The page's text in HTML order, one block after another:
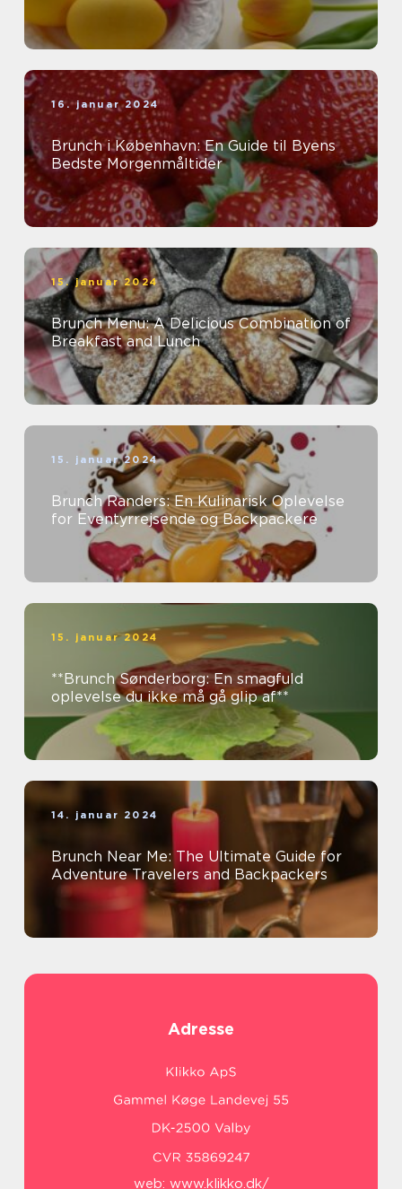
16. januar 2024
Brunch i København: En Guide til Byens
Bedste Morgenmåltider
15. januar 2024
Brunch Menu: A Delicious Combination of
Breakfast and Lunch
15. januar 2024
Brunch Randers: En Kulinarisk Oplevelse
for Eventyrrejsende og Backpackere
15. januar 2024
**Brunch Sønderborg: En smagfuld
oplevelse du ikke må gå glip af**
14. januar 2024
Brunch Near Me: The Ultimate Guide for
Adventure Travelers and Backpackers
Adresse
web: www.klikko.dk/